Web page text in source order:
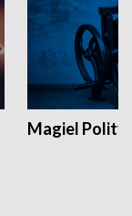
Magiel